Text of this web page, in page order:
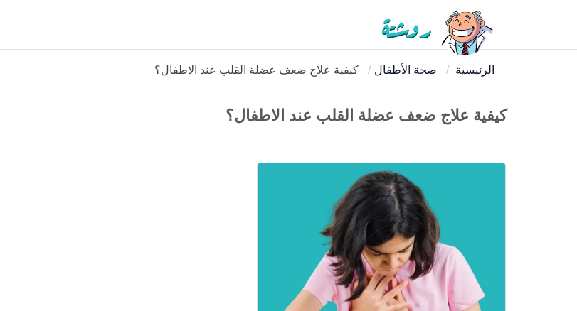
الرئيسية صحة الأطفال كيفية علاج ضعف عضلة القلب عند الاطفال؟
كيفية علاج ضعف عضلة القلب عند الاطفال؟